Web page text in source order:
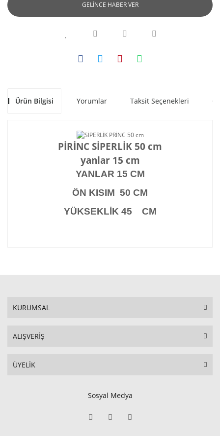
GELİNCE HABER VER
Ürün Bilgisi Yorumlar Taksit Seçenekleri
PİRİNC SİPERLİK 50 cm
yanlar 15 cm
YANLAR 15 CM
ÖN KISIM 50 CM
YÜKSEKLİK 45 CM
KURUMSAL
ALIŞVERİŞ
ÜYELİK
Sosyal Medya